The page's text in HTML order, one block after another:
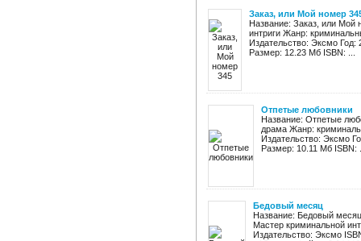
Заказ, или Мой номер
Название: Заказ, или Мой
интриги Жанр:
Издательство: Эксмо
Размер: 12.23 Мб ISBN: ...
Отпетые любовники
Название: Отпетые
драма Жанр:
Издательство: Эксмо
Размер: 10.11 Мб ISBN:
Бедовый месяц
Название: Бедовый
Мастер криминальной
Издательство: Эксмо